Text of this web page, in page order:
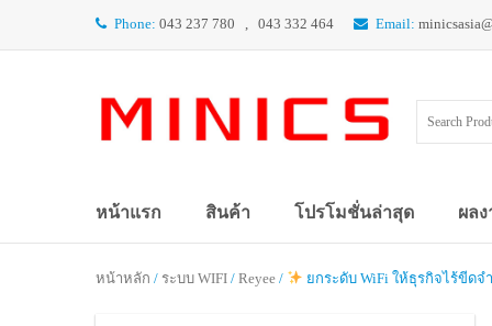
Phone: 043 237 780 , 043 332 464 Email:
หน้าแรก สินค้า โปรโมชั่นล่าสุด ผล
หน้าหลัก / ระบบ WIFI / Reyee / ยกระดับ WiFi ให้ธุรกิจไร้ขีดจ